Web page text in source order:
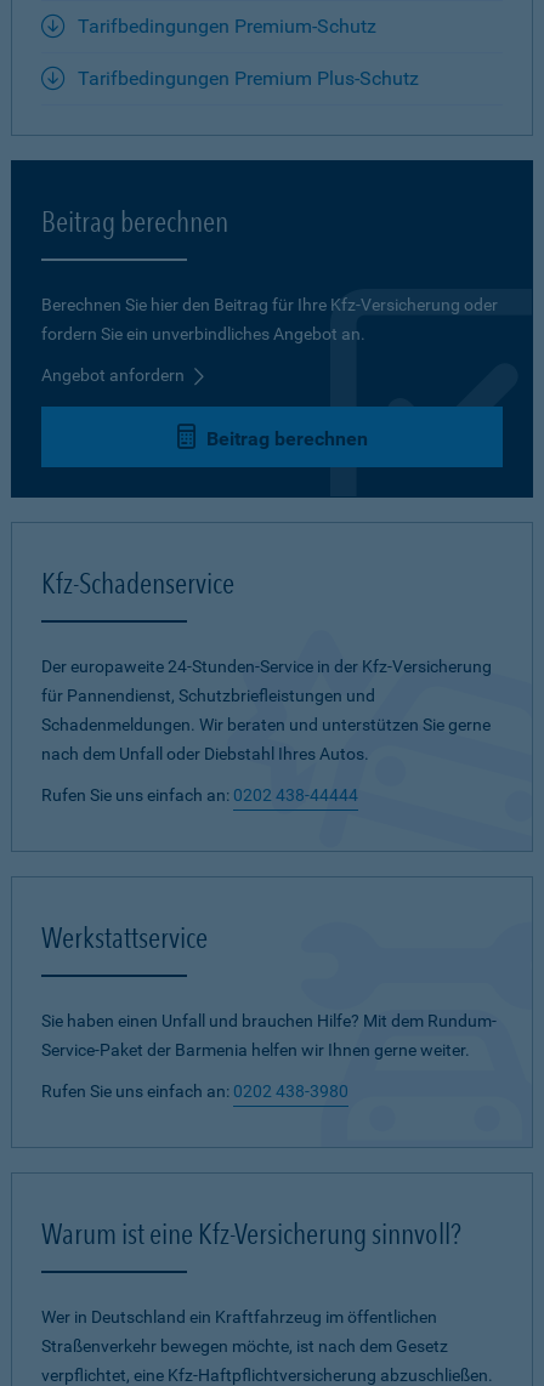
Tarifbedingungen Premium-Schutz
Tarifbedingungen Premium Plus-Schutz
Beitrag berechnen
Berechnen Sie hier den Beitrag für Ihre Kfz-Versicherung oder
fordern Sie ein unverbindliches Angebot an.
Angebot anfordern
Beitrag berechnen
Kfz-Schadenservice
Der europaweite 24-Stunden-Service in der Kfz-Versicherung
für Pannendienst, Schutzbriefleistungen und
Schadenmeldungen. Wir beraten und unterstützen Sie gerne
nach dem Unfall oder Diebstahl Ihres Autos.
Rufen Sie uns einfach an: 0202 438-44444
Werkstattservice
Sie haben einen Unfall und brauchen Hilfe? Mit dem Rundum-
Service-Paket der Barmenia helfen wir Ihnen gerne weiter.
Rufen Sie uns einfach an: 0202 438-3980
Warum ist eine Kfz-Versicherung sinnvoll?
Wer in Deutschland ein Kraftfahrzeug im öffentlichen
Straßenverkehr bewegen möchte, ist nach dem Gesetz
verpflichtet, eine Kfz-Haftpflichtversicherung abzuschließen.